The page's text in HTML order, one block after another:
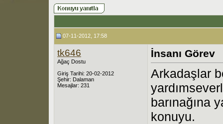
07-11-2012, 17:58
tk646
Ağaç Dostu
Giriş Tarihi: 20-02-2012
Şehir: Dalaman
Mesajlar: 231
İnsanı Görev
Arkadaşlar
barınağına
konuyu.